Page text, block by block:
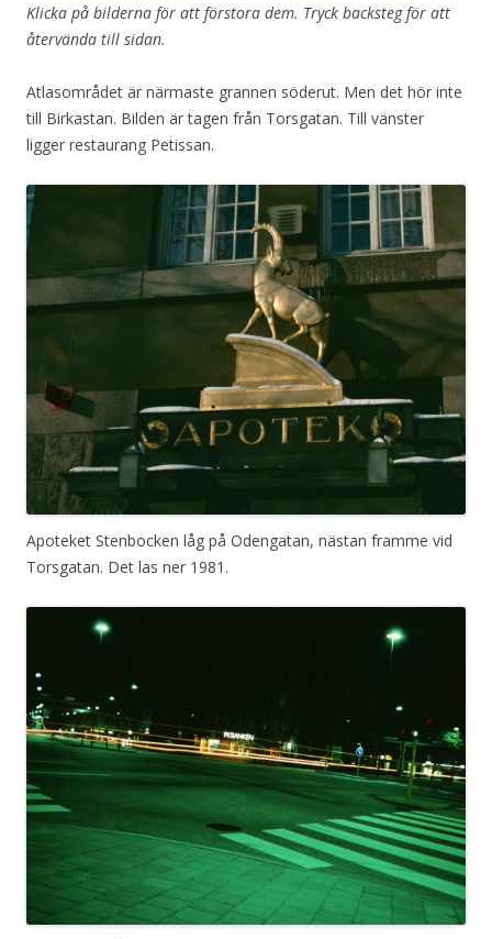
Klicka på bilderna för att förstora dem. Tryck backsteg för att
återvända till sidan.
Atlasområdet är närmaste grannen söderut. Men det hör inte
till Birkastan. Bilden är tagen från Torsgatan. Till vänster
ligger restaurang Petissan.
Apoteket Stenbocken låg på Odengatan, nästan framme vid
Torsgatan. Det las ner 1981.